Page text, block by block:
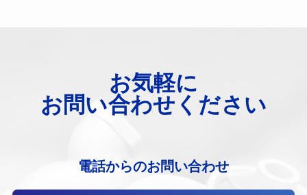
お気軽に
お問い合わせください
電話からのお問い合わせ